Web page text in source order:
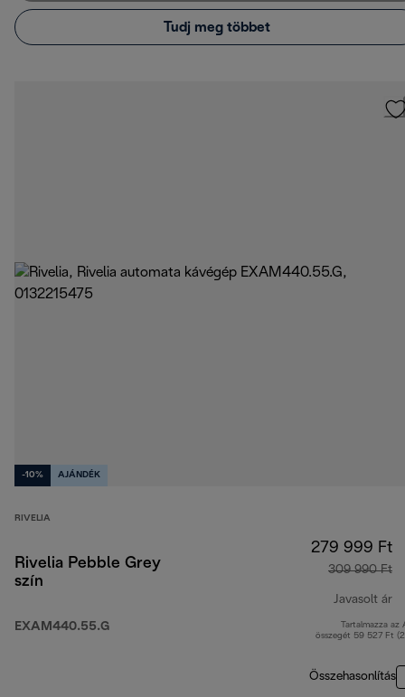
Tudj meg többet
-10% AJÁNDÉK
RIVELIA
Rivelia Pebble Grey
szín
EXAM440.55.G
279 999 Ft
309 990 Ft
Javasolt ár
Tartalmazza az
összegét 59 527 Ft
Összehasonlítás